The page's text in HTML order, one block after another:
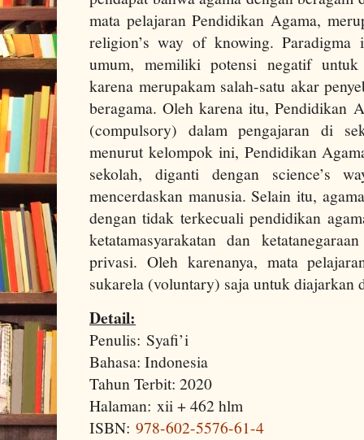
mata pelajaran Pendidikan Agama,
religion’s way of knowing. Paradigma
umum, memiliki potensi negatif
karena merupakam salah-satu akar
beragama. Oleh karena itu, Pendidikan
(compulsory) dalam pengajaran di
menurut kelompok ini, Pendidikan
sekolah, diganti dengan science’s
mencerdaskan manusia. Selain itu,
dengan tidak terkecuali pendidikan
ketatamasyarakatan dan
privasi. Oleh karenanya, mata
sukarela (voluntary) saja untuk diajarkan
Detail:
Penulis: Syafi’i
Bahasa: Indonesia
Tahun Terbit: 2020
Halaman: xii + 462 hlm
ISBN: 978-602-5576-61-4